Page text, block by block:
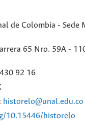
de Colombia - Sede
65 Nro. 59A -
92 16
historelo@unal.edu.co
10.15446/historelo